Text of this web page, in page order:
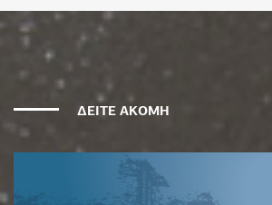
ΔΕΙΤΕ ΑΚΟΜΗ